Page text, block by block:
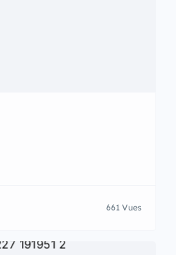
661 Vues